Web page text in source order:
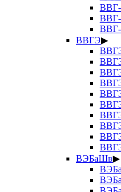
ВВГЭ▶
ВЭБаШв▶